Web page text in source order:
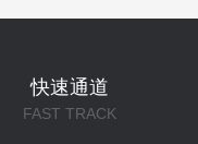
快速通道
FAST TRACK